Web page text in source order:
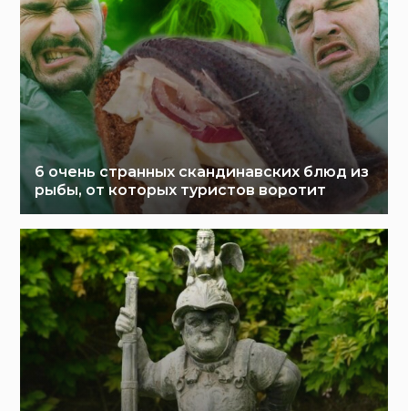
6 очень странных скандинавских блюд из
рыбы, от которых туристов воротит